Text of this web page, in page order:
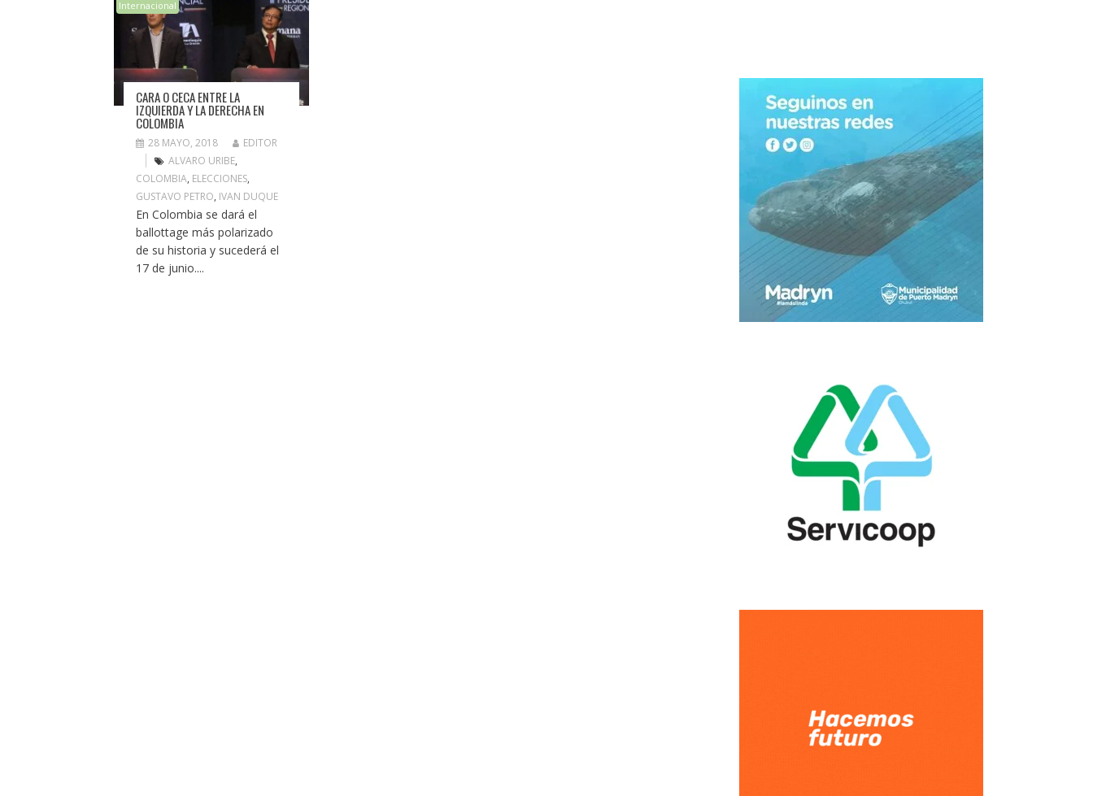
Internacional
CARA O CECA ENTRE LA
IZQUIERDA Y LA DERECHA EN
COLOMBIA
28 MAYO, 2018
EDITOR
ALVARO URIBE,
COLOMBIA, ELECCIONES,
GUSTAVO PETRO, IVAN DUQUE
En Colombia se dará el
ballottage más polarizado
de su historia y sucederá el
17 de junio....